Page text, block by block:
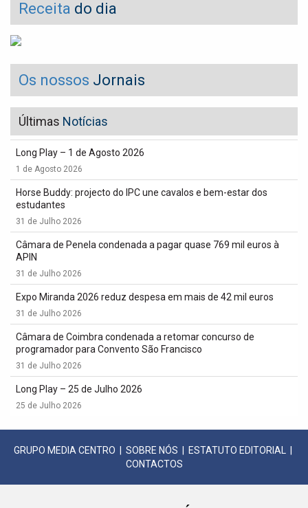
Receita do dia
Os nossos Jornais
Últimas Notícias
Long Play – 1 de Agosto 2026
1 de Agosto 2026
Horse Buddy: projecto do IPC une cavalos e bem-estar dos
estudantes
31 de Julho 2026
Câmara de Penela condenada a pagar quase 769 mil euros à
APIN
31 de Julho 2026
Expo Miranda 2026 reduz despesa em mais de 42 mil euros
31 de Julho 2026
Câmara de Coimbra condenada a retomar concurso de
programador para Convento São Francisco
31 de Julho 2026
Long Play – 25 de Julho 2026
25 de Julho 2026
GRUPO MEDIA CENTRO SOBRE NÓS ESTATUTO EDITORIAL
CONTACTOS